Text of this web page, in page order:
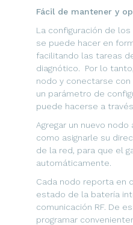
Fácil de mantener y
La configuración de
se puede hacer en
facilitando las tareas
diagnótico. Por lo
nodo y conectarse
un parámetro de
puede hacerse a
Agregar un nuevo
como asignarle su
de la red, para que el
automáticamente.
Cada nodo reporta en
estado de la batería
comunicación RF. De
programar